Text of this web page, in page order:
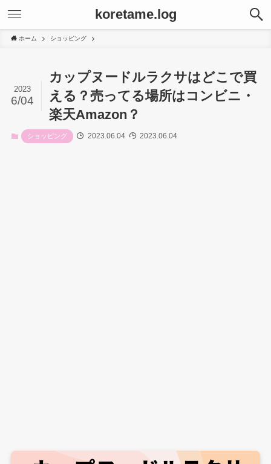
koretame.log
ホーム ショッピング
カップヌードルラクサはどこで買
える？売ってる場所はコンビニ・
楽天Amazon？
2023
6/04
ショッピング 2023.06.04 2023.06.04